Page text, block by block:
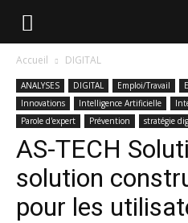
Accueil DIGITAL
ANALYSES DIGITAL Emploi/Travail
Innovations
Intelligence Artificielle
Parole d'expert
Prévention stratégie
AS-TECH
solution
pour les